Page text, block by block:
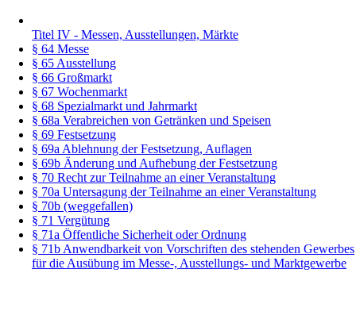
Titel IV - Messen, Ausstellungen, Märkte
§ 64 Messe
§ 65 Ausstellung
§ 66 Großmarkt
§ 67 Wochenmarkt
§ 68 Spezialmarkt und Jahrmarkt
§ 68a Verabreichen von Getränken und Speisen
§ 69 Festsetzung
§ 69a Ablehnung der Festsetzung, Auflagen
§ 69b Änderung und Aufhebung der Festsetzung
§ 70 Recht zur Teilnahme an einer Veranstaltung
§ 70a Untersagung der Teilnahme an einer Veranstaltung
§ 70b (weggefallen)
§ 71 Vergütung
§ 71a Öffentliche Sicherheit oder Ordnung
§ 71b Anwendbarkeit von Vorschriften des stehenden Gewerbes
für die Ausübung im Messe-, Ausstellungs- und Marktgewerbe